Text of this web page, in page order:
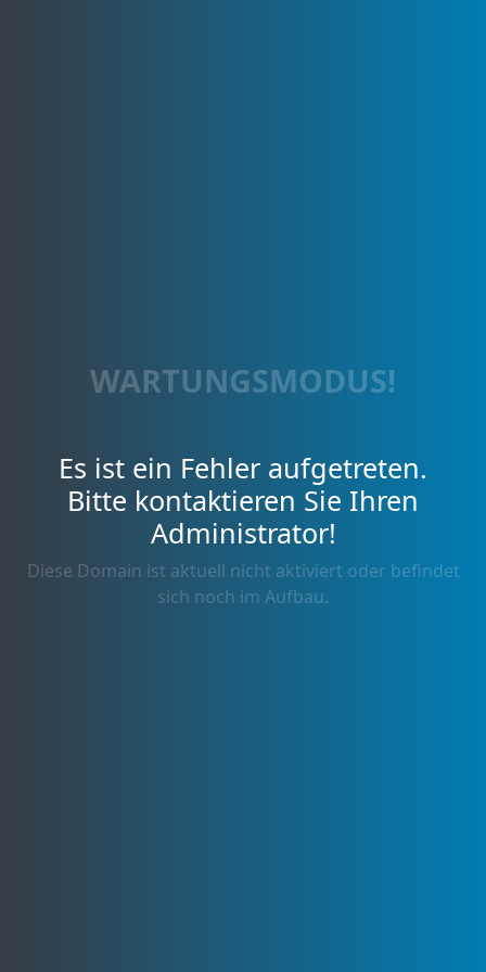
WARTUNGSMODUS!
Es ist ein Fehler aufgetreten.
Bitte kontaktieren Sie Ihren
Administrator!
Diese Domain ist aktuell nicht aktiviert oder befindet
sich noch im Aufbau.